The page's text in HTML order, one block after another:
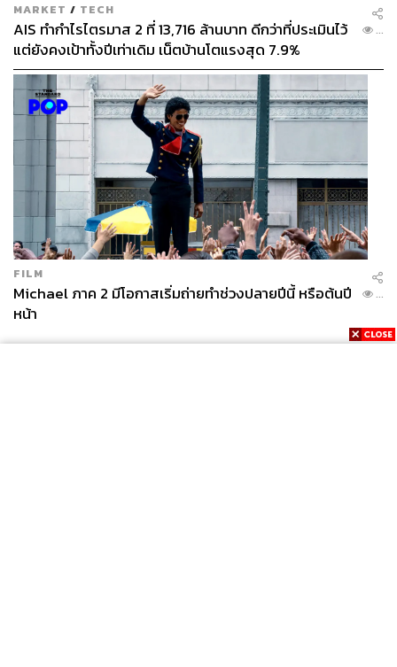
MARKET / TECH
AIS ทำกำไรไตรมาส 2 ที่ 13,716 ล้านบาท ดีกว่าที่ประเมินไว้
แต่ยังคงเป้าทั้งปีเท่าเดิม เน็ตบ้านโตแรงสุด 7.9%
...
FILM
Michael ภาค 2 มีโอกาสเริ่มถ่ายทำช่วงปลายปีนี้ หรือต้นปี
หน้า
...